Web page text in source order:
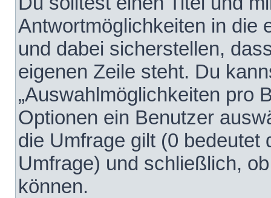
Antwortmöglichkeiten in die
und dabei sicherstellen,
eigenen Zeile steht. Du
„Auswahlmöglichkeiten pro
Optionen ein Benutzer
die Umfrage gilt (0 bedeutet
Umfrage) und schließlich,
können.